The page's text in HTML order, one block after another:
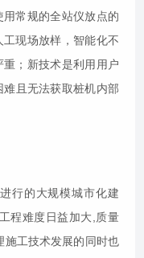
常规的全站仪放点的
现场放样，智能化不
；新技术是利用用户
且无法获取桩机内部
行的大规模城市化建
程难度日益加大,质量
施工技术发展的同时也